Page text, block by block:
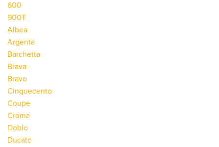
600
900T
Albea
Argenta
Barchetta
Brava
Bravo
Cinquecento
Coupe
Croma
Doblo
Ducato